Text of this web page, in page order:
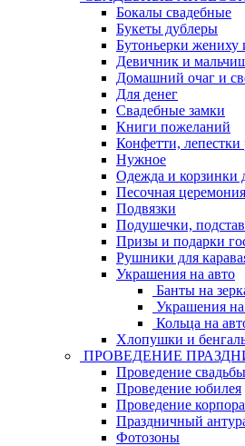
Бокалы свадебные
Букеты дублеры
Бутоньерки
Девичник и
Домашний очаг и
Для денег
Свадебные замки
Книги пожеланий
Конфетти, лепестки
Нужное
Одежда и корзинки
Песочная церемония
Подвязки
Подушечки,
Призы и подарки
Рушники для
Украшения на авто
Банты на
Украшения на
Кольца на
Хлопушки и
ПРОВЕДЕНИЕ
Проведение свадьбы
Проведение юбилея
Проведение
Праздничный
Фотозоны